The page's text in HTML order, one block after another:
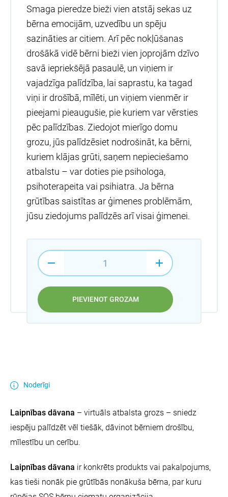
Smaga pieredze bieži vien atstāj sekas uz
bērna emocijām, uzvedību un spēju
sazināties ar citiem. Arī pēc nokļūšanas
drošākā vidē bērni bieži vien joprojām dzīvo
savā iepriekšējā pasaulē, un viņiem ir
vajadzīga palīdzība, lai saprastu, ka tagad
viņi ir drošībā, mīlēti, un viņiem vienmēr ir
pieejami pieaugušie, pie kuriem var vērsties
pēc palīdzības. Ziedojot mierīgo domu
grozu, jūs palīdzēsiet nodrošināt, ka bērni,
kuriem klājas grūti, saņem nepieciešamo
atbalstu – var doties pie psihologa,
psihoterapeita vai psihiatra. Ja bērna
grūtības saistītas ar ģimenes problēmām,
jūsu ziedojums palīdzēs arī visai ģimenei.
PIEVIENOT GROZAM
Noderīgi
Laipnības dāvana – virtuāls atbalsta grozs – sniedz
iespēju palīdzēt vēl tiešāk, dāvinot bērniem drošību,
mīlestību un cerību.
Laipnības dāvana ir konkrēts produkts vai pakalpojums,
kas tieši nonāk pie grūtībās nonākuša bērna, par kuru